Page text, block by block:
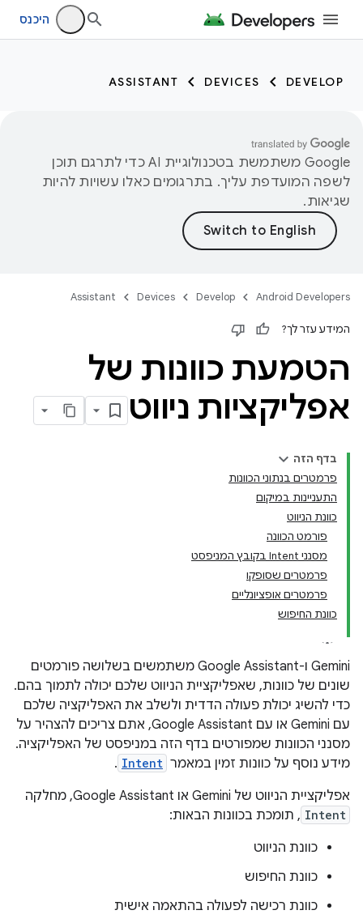
היכנס
DEVELOP
DEVICES
ASSISTANT
‫Google משתמשת בטכנולוגיית AI כדי לתרגם תוכן
לשפה המועדפת עליך. בתרגומים כאלו עשויות להיות
שגיאות.
Android Developers
Develop
Devices
Assistant
המידע עזר לך?
הטמעת כוונות של
אפליקציות ניווט
בדף הזה
פרמטרים בנתוני הכוונות
התעניינות במיקום
כוונת הניווט
פורמט הכוונה
מסנני Intent בקובץ המניפסט
פרמטרים שסופקו
פרמטרים אופציונליים
כוונת החיפוש
‫Gemini ו-Google Assistant משתמשים בשלושה פורמטים
שונים של כוונות, שאפליקציית הניווט שלכם יכולה לתמוך בהם.
כדי להשיג יכולת פעולה הדדית ולשלב את האפליקציה שלכם
עם Gemini או עם Google Assistant, אתם צריכים להצהיר על
מסנני הכוונות שמפורטים בדף הזה במניפסט של האפליקציה.
מידע נוסף על כוונות זמין במאמר Intent
.
אפליקציית הניווט של Gemini או Google Assistant, מחלקה
Intent , תומכת בכוונות הבאות:
כוונת הניווט
כוונת החיפוש
כוונת רכישה לפעולה בהתאמה אישית